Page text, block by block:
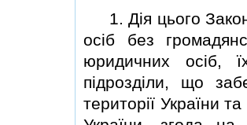
1. Дiя цього
осiб без
юридичних осiб,
пiдроздiли, що
територiї України